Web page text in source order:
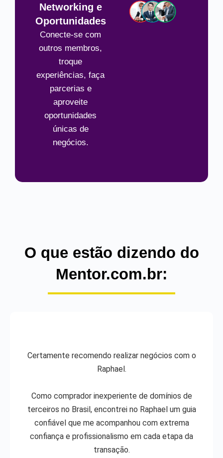
Networking e
Oportunidades
Conecte-se com
outros membros,
troque
experiências, faça
parcerias e
aproveite
oportunidades
únicas de
negócios.
O que estão dizendo do
Mentor.com.br:
Certamente recomendo realizar negócios com o
Raphael.
Como comprador inexperiente de domínios de
terceiros no Brasil, encontrei no Raphael um guia
confiável que me acompanhou com extrema
confiança e profissionalismo em cada etapa da
transação.